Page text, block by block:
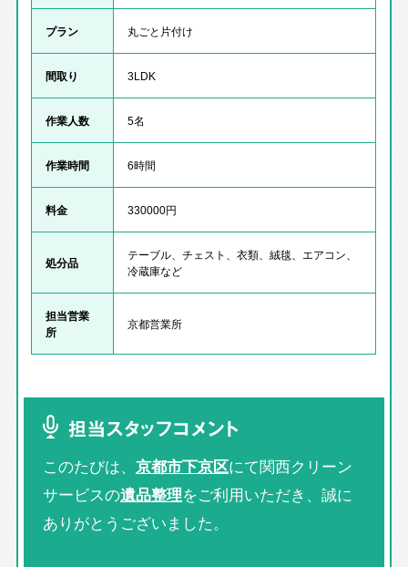
プラン 丸ごと片付け
間取り 3LDK
作業人数 5名
作業時間 6時間
料金 330000円
処分品
テーブル、チェスト、衣類、絨毯、エアコン、
冷蔵庫など
担当営業
所
京都営業所
担当スタッフコメント
このたびは、 京都市下京区にて関西クリーン
サービスの遺品整理をご利用いただき、誠に
ありがとうございました。